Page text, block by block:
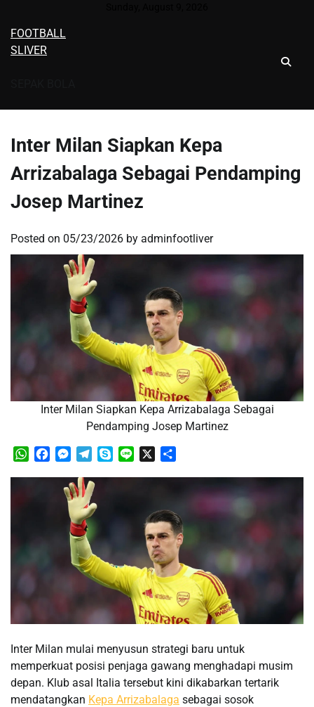
content
FOOTBALL
SLIVER
Inter Milan Siapkan Kepa
Arrizabalaga Sebagai Pendamping
Josep Martinez
Posted on 05/23/2026 by adminfootliver
Inter Milan Siapkan Kepa Arrizabalaga Sebagai
Pendamping Josep Martinez
WhatsApp
FacebookMessenger
TelegramSkypeLine
Inter Milan mulai menyusun strategi baru untuk
memperkuat posisi penjaga gawang menghadapi musim
depan. Klub asal Italia tersebut kini dikabarkan tertarik
mendatangkan Kepa Arrizabalaga sebagai sosok